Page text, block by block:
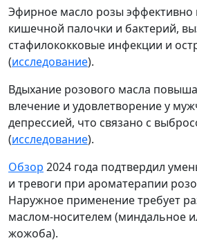
Эфирное масло розы эффективно
кишечной палочки и бактерий,
стафилококковые инфекции и
(исследование).
Вдыхание розового масла
влечение и удовлетворение у
депрессией, что связано с
(исследование).
Обзор 2024 года подтвердил
и тревоги при ароматерапии
Наружное применение требует
маслом-носителем (миндальное
жожоба).